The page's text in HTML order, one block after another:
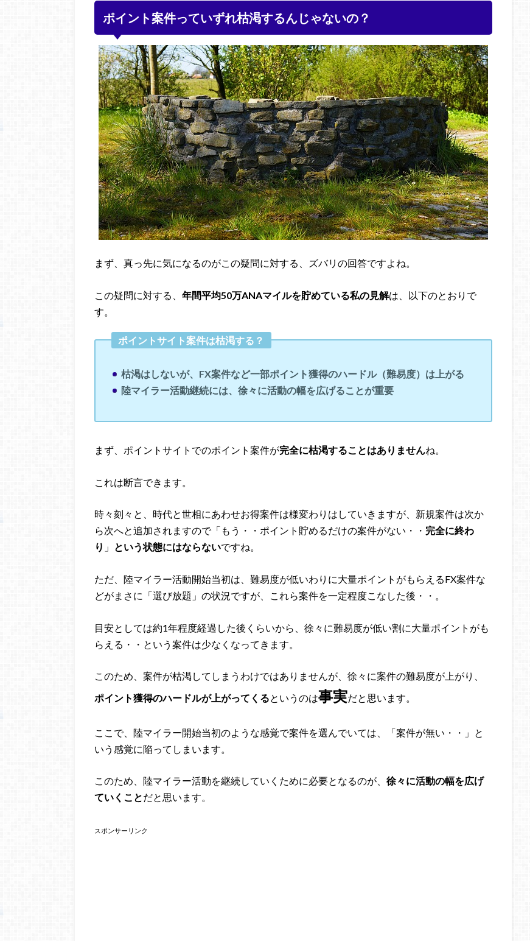
ポイント案件っていずれ枯渇するんじゃないの？
まず、真っ先に気になるのがこの疑問に対する、ズバリの回答ですよね。
この疑問に対する、 年間平均50万ANAマイルを貯めている私の見解は、以下のとおりで
す。
ポイントサイト案件は枯渇する？
枯渇はしないが、FX案件など一部ポイント獲得のハードル（難易度）は上がる
陸マイラー活動継続には、徐々に活動の幅を広げることが重要
まず、ポイントサイトでのポイント案件が完全に枯渇することはありませんね。
これは断言できます。
時々刻々と、時代と世相にあわせお得案件は様変わりはしていきますが、新規案件は次か
ら次へと追加されますので「もう・・ポイント貯めるだけの案件がない・・ 完全に終わ
り 」 という状態にはならないですね。
ただ、陸マイラー活動開始当初は、難易度が低いわりに大量ポイントがもらえるFX案件な
どがまさに「選び放題」の状況ですが、これら案件を一定程度こなした後・・。
目安としては約1年程度経過した後くらいから、徐々に難易度が低い割に大量ポイントがも
らえる・・という案件は少なくなってきます。
このため、案件が枯渇してしまうわけではありませんが、徐々に案件の難易度が上がり、
ポイント獲得のハードルが上がってくるというのは事実だと思います。
ここで、陸マイラー開始当初のような感覚で案件を選んでいては、「案件が無い・・」と
いう感覚に陥ってしまいます。
このため、陸マイラー活動を継続していくために必要となるのが、 徐々に活動の幅を広げ
ていくことだと思います。
スポンサーリンク